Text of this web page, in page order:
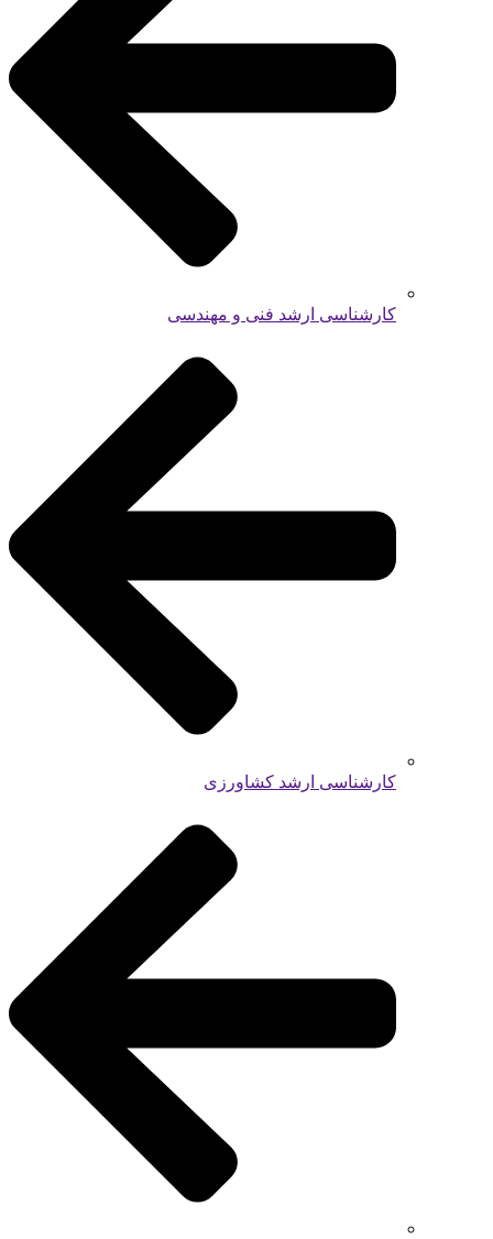
کارشناسی ارشد فنی و مهندسی
کارشناسی ارشد کشاورزی